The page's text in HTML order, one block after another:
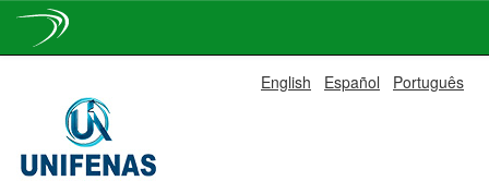
navigation
English Español Português